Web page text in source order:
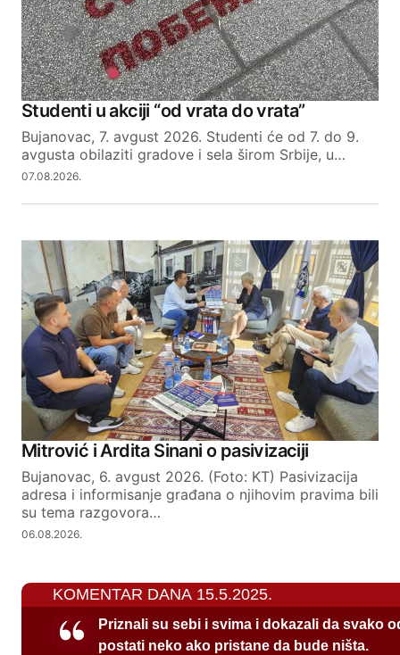
Studenti u akciji “od vrata do vrata”
Bujanovac, 7. avgust 2026. Studenti će od 7. do 9.
avgusta obilaziti gradove i sela širom Srbije, u…
07.08.2026.
Mitrović i Ardita Sinani o pasivizaciji
Bujanovac, 6. avgust 2026. (Foto: KT) Pasivizacija
adresa i informisanje građana o njihovim pravima bili
su tema razgovora…
06.08.2026.
KOMENTAR DANA 15.5.2025.
Priznali su sebi i svima i dokazali da svako
postati neko ako pristane da bude ništa.